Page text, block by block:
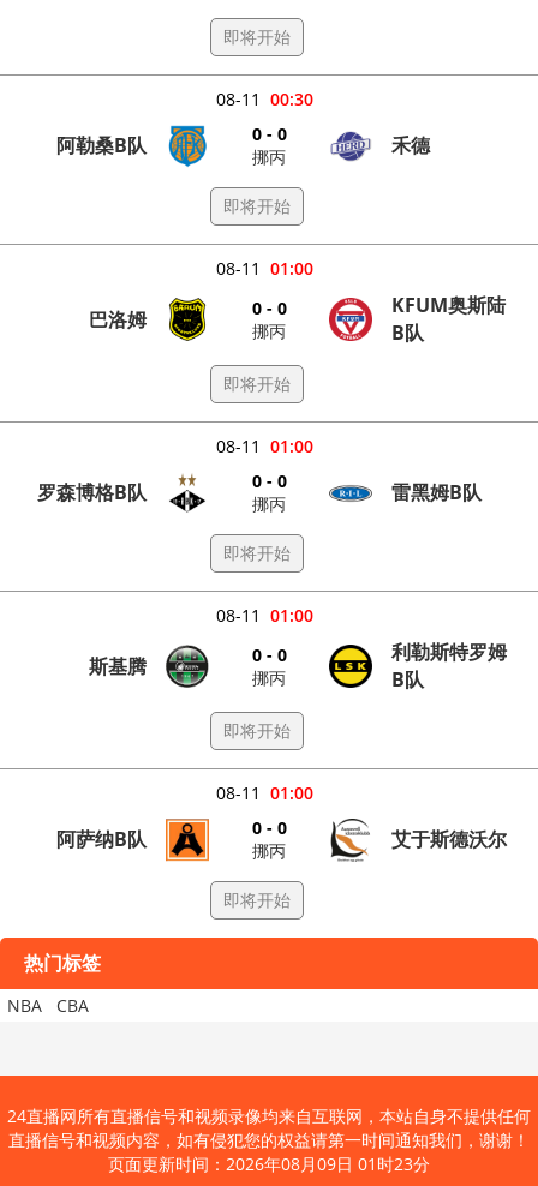
即将开始
00:30
08-11
阿勒桑B队
0 - 0
挪丙
禾德
即将开始
01:00
08-11
巴洛姆
0 - 0
挪丙
KFUM奥斯陆
B队
即将开始
01:00
08-11
罗森博格B队
0 - 0
挪丙
雷黑姆B队
即将开始
01:00
08-11
斯基腾
0 - 0
挪丙
利勒斯特罗姆
B队
即将开始
01:00
08-11
阿萨纳B队
0 - 0
挪丙
艾于斯德沃尔
即将开始
热门标签
NBA CBA
24直播网所有直播信号和视频录像均来自互联网，本站自身不提供任何
直播信号和视频内容，如有侵犯您的权益请第一时间通知我们，谢谢！
页面更新时间：2026年08月09日 01时23分